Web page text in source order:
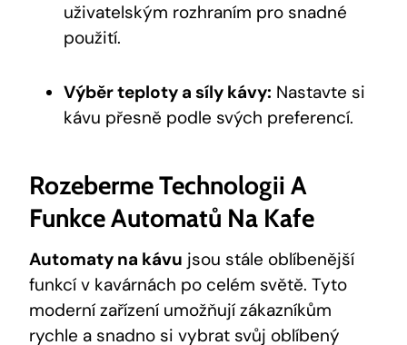
uživatelským⁢ rozhraním⁤ pro snadné
použití.
Výběr teploty a síly kávy: Nastavte‌ si
kávu přesně ‍podle svých preferencí.
Rozeberme Technologii​ A
Funkce Automatů Na Kafe
Automaty na kávu jsou stále oblíbenější⁣
funkcí v kavárnách po celém světě. Tyto
moderní zařízení umožňují zákazníkům‍
rychle ⁣a snadno ​si vybrat svůj oblíbený